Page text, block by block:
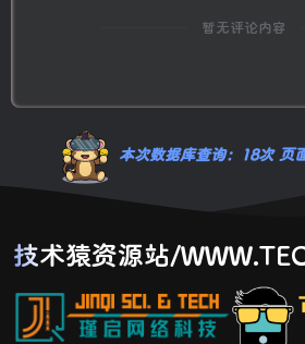
暂无评论内容
本次数据库查询：18次 页
技术猿资源站/